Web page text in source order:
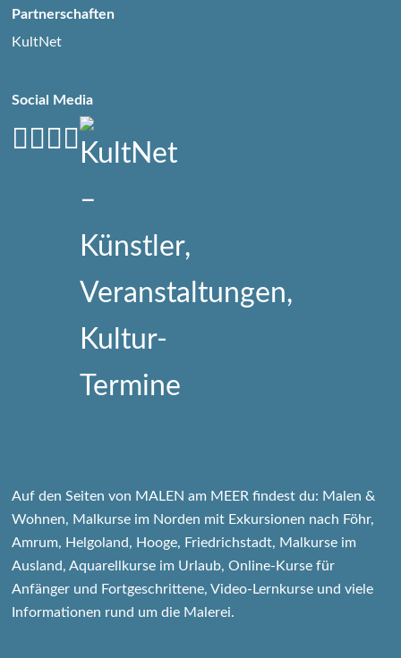
Partnerschaften
KultNet
Social Media
Auf den Seiten von MALEN am MEER findest du: Malen &
Wohnen, Malkurse im Norden mit Exkursionen nach Föhr,
Amrum, Helgoland, Hooge, Friedrichstadt, Malkurse im
Ausland, Aquarellkurse im Urlaub, Online-Kurse für
Anfänger und Fortgeschrittene, Video-Lernkurse und viele
Informationen rund um die Malerei.